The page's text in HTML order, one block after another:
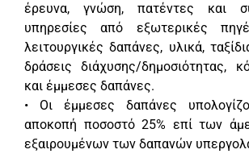
έρευνα, γνώση, πατέντες και
υπηρεσίες από εξωτερικές
λειτουργικές δαπάνες, υλικά,
δράσεις διάχυσης/δημοσιότητας,
και έμμεσες δαπάνες.
• Οι έμμεσες δαπάνες
αποκοπή ποσοστό 25% επί των
εξαιρουμένων των δαπανών